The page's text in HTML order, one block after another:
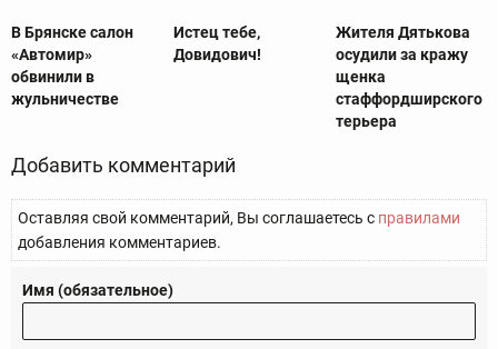
В Брянске салон
«Автомир»
обвинили в
жульничестве
Истец тебе,
Довидович!
Жителя Дятькова
осудили за кражу
щенка
стаффордширского
терьера
Добавить комментарий
Оставляя свой комментарий, Вы соглашаетесь с правилами
добавления комментариев.
Имя (обязательное)